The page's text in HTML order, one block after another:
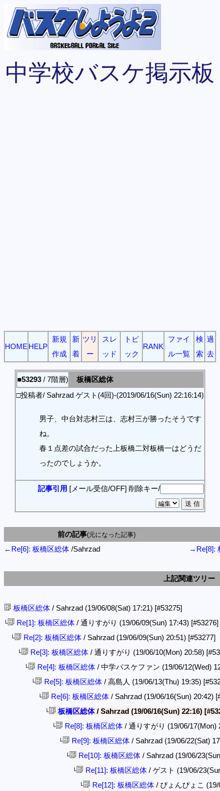
中学校バスケ掲示板
HOME HELP
新規
作成
新
着
ツリ
ー
スレ
ッド
トピ
ック
RANK
ファイ
ル一覧
検
索
過
去
■53293 / 7階層)
板橋区総体
□投稿者/ Sahrzad ゲスト(4回)-(2019/06/16(Sun) 22:16:14)
男子、中台対志村三は、志村三が勝ったそうです
ね。
春１点差の試合だった上板橋二対板橋一はどうだ
ったのでしょうか。
記事引用 [メール受信/OFF] 削除キー/
前の記事(元になった記事)
←Re[6]: 板橋区総体 /Sahrzad →Re[8]:
上記関連ツリー
板橋区総体 / Sahrzad (19/06/08(Sat) 17:21) [#53275]
└ Re[1]: 板橋区総体 / 通りすがり (19/06/09(Sun) 17:43) [#53276]
└ Re[2]: 板橋区総体 / Sahrzad (19/06/09(Sun) 20:51) [#53277]
└ Re[3]: 板橋区総体 / 通りすがり (19/06/10(Mon) 20:58)
└ Re[4]: 板橋区総体 / 中学バスケファン (19/06/12(Wed)
└ Re[5]: 板橋区総体 / 高島人 (19/06/13(Thu) 19:35)
└ Re[6]: 板橋区総体 / Sahrzad (19/06/16(Sun) 20:42)
└ 板橋区総体/ Sahrzad (19/06/16(Sun) 22:16)
└ Re[8]: 板橋区総体 / 通りすがり (19/06/17(Mon)
└ Re[9]: 板橋区総体 / Sahrzad (19/06/22(Sat)
└ Re[10]: 板橋区総体 / Sahrzad (19/06/
└ Re[11]: 板橋区総体 / ゲスト (19/06/
└ Re[12]: 板橋区総体 / ぴょんぴょこ